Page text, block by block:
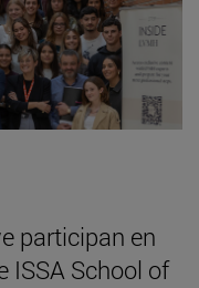
participan en
ISSA School of